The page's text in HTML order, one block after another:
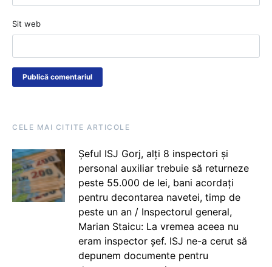
Sit web
CELE MAI CITITE ARTICOLE
Șeful ISJ Gorj, alți 8 inspectori și
personal auxiliar trebuie să returneze
peste 55.000 de lei, bani acordați
pentru decontarea navetei, timp de
peste un an / Inspectorul general,
Marian Staicu: La vremea aceea nu
eram inspector șef. ISJ ne-a cerut să
depunem documente pentru